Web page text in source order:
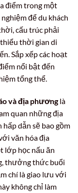
điểm trong một
để du khách
cấu trúc phải
thời gian di
Sắp xếp các hoạt
nổi bật đến
tổng thể.
và địa phươnglà
quan những địa
dẫn sẽ bao gồm
văn hóa địa
lớp học nấu ăn
thưởng thức buổi
chí là giao lưu với
không chỉ làm